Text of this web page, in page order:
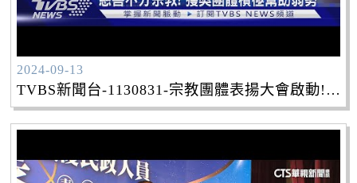
2024-09-13
TVBS新聞台-1130831-宗教團體表揚大會啟動! 侯友宜「親自頒獎」致贈262面獎牌